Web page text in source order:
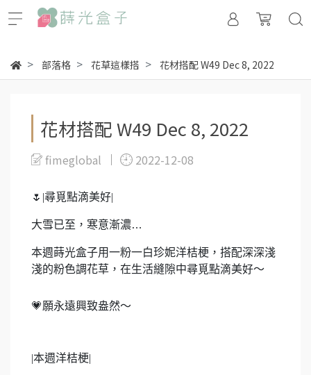
部落格 花草這樣搭 花材搭配 W49 Dec 8, 2022
花材搭配 W49 Dec 8, 2022
fimeglobal 2022-12-08
🌷 |尋覓點滴美好|
大雪已至，寒意漸濃…
本週蒔光盒子用一粉一白珍妮洋桔梗，搭配深深淺
淺的粉色調花草，在生活縫隙中尋覓點滴美好～
💗願永遠興致盎然～
|本週洋桔梗|